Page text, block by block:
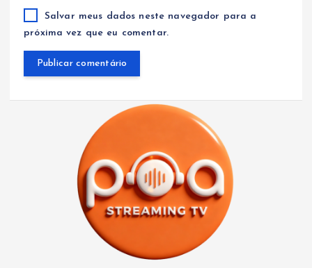
Salvar meus dados neste navegador para a
próxima vez que eu comentar.